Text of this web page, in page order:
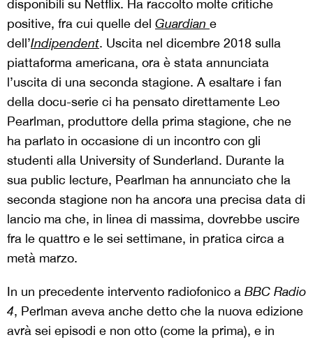
disponibili su Netflix. Ha raccolto molte critiche
positive, fra cui quelle del Guardian e
dell’Indipendent. Uscita nel dicembre 2018 sulla
piattaforma americana, ora è stata annunciata
l’uscita di una seconda stagione. A esaltare i fan
della docu-serie ci ha pensato direttamente Leo
Pearlman, produttore della prima stagione, che ne
ha parlato in occasione di un incontro con gli
studenti alla University of Sunderland. Durante la
sua public lecture, Pearlman ha annunciato che la
seconda stagione non ha ancora una precisa data di
lancio ma che, in linea di massima, dovrebbe uscire
fra le quattro e le sei settimane, in pratica circa a
metà marzo.
In un precedente intervento radiofonico a BBC Radio
4, Perlman aveva anche detto che la nuova edizione
avrà sei episodi e non otto (come la prima), e in